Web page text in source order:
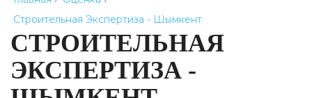
Строительная Экспертиза - Шымкент
СТРОИТЕЛЬНАЯ
ЭКСПЕРТИЗА -